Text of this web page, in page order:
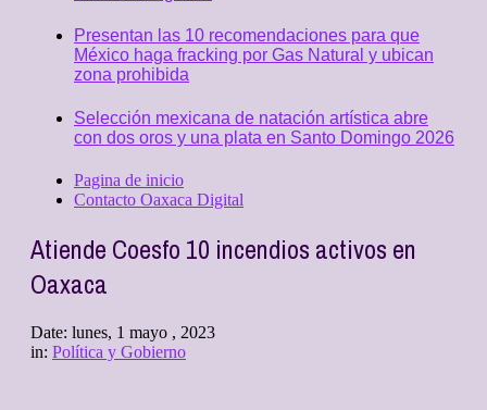
Presentan las 10 recomendaciones para que
México haga fracking por Gas Natural y ubican
zona prohibida
Selección mexicana de natación artística abre
con dos oros y una plata en Santo Domingo 2026
Pagina de inicio
Contacto Oaxaca Digital
Atiende Coesfo 10 incendios activos en
Oaxaca
Date: lunes, 1 mayo , 2023
in: Política y Gobierno